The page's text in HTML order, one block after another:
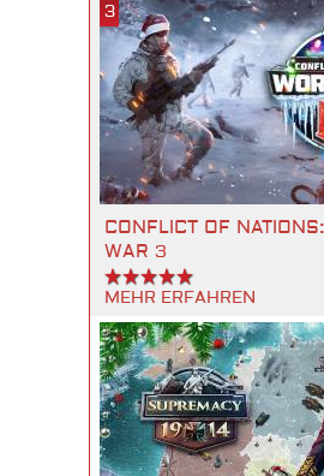
3
CONFLICT OF
WAR 3
MEHR ERFAHREN